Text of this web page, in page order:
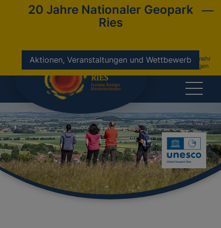
20 Jahre Nationaler Geopark
Ries
Aktionen, Veranstaltungen und Wettbewerbnicht mehr
anzeigen